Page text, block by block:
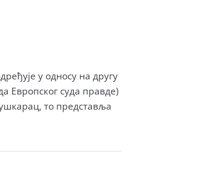
у односу на другу
Европског суда правде)
то представља